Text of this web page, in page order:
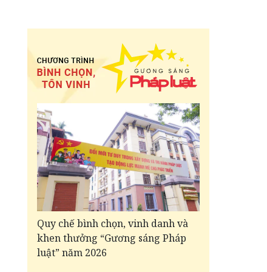
Quy chế bình chọn, vinh danh và
khen thưởng “Gương sáng Pháp
luật” năm 2026